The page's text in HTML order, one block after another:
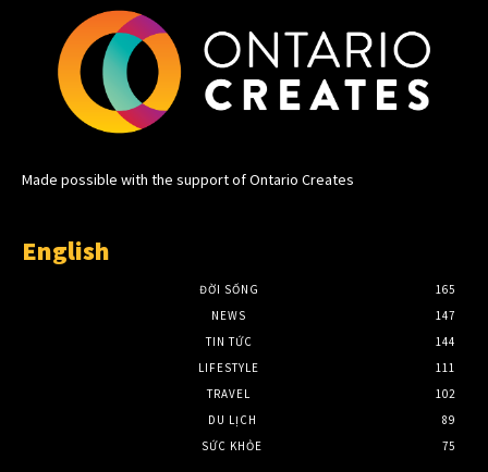
Made possible with the support of Ontario Creates
English
ĐỜI SỐNG
165
NEWS
147
TIN TỨC
144
LIFESTYLE
111
TRAVEL
102
DU LỊCH
89
SỨC KHỎE
75